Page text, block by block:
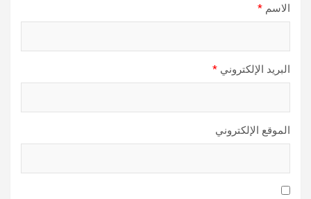
الاسم *
البريد الإلكتروني *
الموقع الإلكتروني